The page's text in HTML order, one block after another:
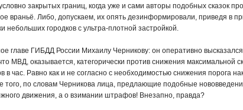
закрытых границ, когда уже и сами авторы подобных сказок
враньё. Либо, допускаем, их опять дезинформировали, приведя в
небольших городков с ультра-плотной застройкой.
главе ГИБДД России Михаилу Черникову: он оперативно
МВД, оказывается, категорически против снижения максимальной
в час. Равно как и не согласно с необходимостью снижения порога
по словам Черникова лица, предлающие подобные
движения, а о взимании штрафов! Внезапно, правда?